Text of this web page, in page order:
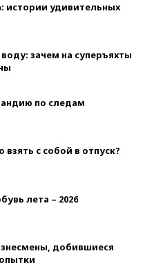
истории удивительных
зачем на суперъяхты
по следам
с собой в отпуск?
лета – 2026
добившиеся